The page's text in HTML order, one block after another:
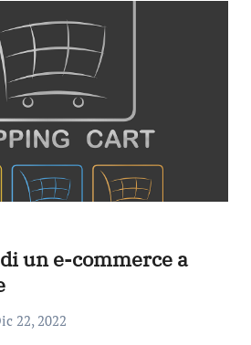
un e-commerce a
22, 2022